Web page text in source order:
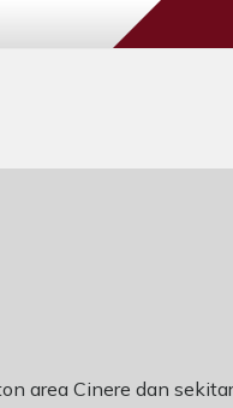
area Cinere dan